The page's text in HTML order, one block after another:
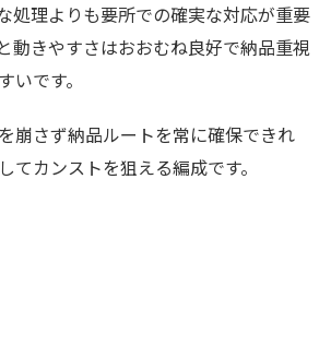
処理よりも要所での確実な対応が重要
動きやすさはおおむね良好で納品重視
いです。
崩さず納品ルートを常に確保できれ
てカンストを狙える編成です。